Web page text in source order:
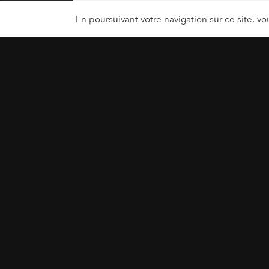
En poursuivant votre navigation sur ce site,